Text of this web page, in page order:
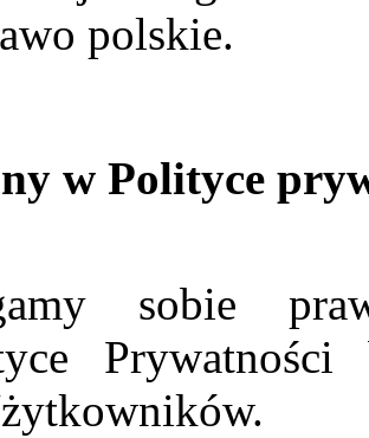
polskie.
w Polityce
sobie
Prywatności